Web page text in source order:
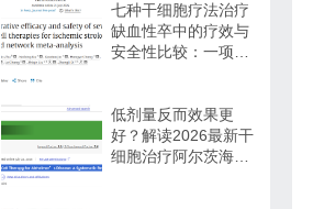
码
七种干细胞疗法治疗
缺血性卒中的疗效与
安全性比较：一项网
低剂量反而效果更
好？解读2026最新干
细胞治疗阿尔茨海默